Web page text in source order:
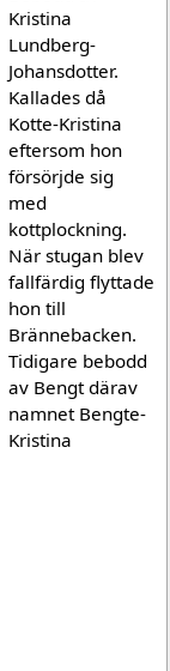
Kristina
Lundberg-
Johansdotter.
Kallades då
Kotte-Kristina
eftersom hon
försörjde sig
med
kottplockning.
När stugan blev
fallfärdig flyttade
hon till
Brännebacken.
Tidigare bebodd
av Bengt därav
namnet Bengte-
Kristina